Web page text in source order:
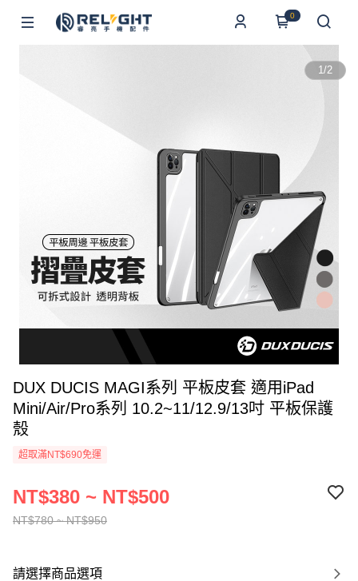
0
1/2
DUX DUCIS MAGI系列 平板皮套 適用iPad
Mini/Air/Pro系列 10.2~11/12.9/13吋 平板保護
殼
超取滿NT$690免運
NT$780 ~ NT$950
NT$380 ~ NT$500
請選擇商品選項